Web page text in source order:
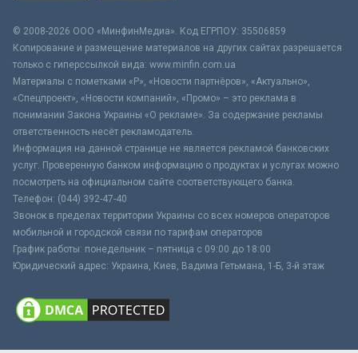
© 2008-2026 ООО «МинфинМедиа». Код ЕГРПОУ: 35506859
Копирование и размещение материалов на других сайтах разрешается
только с гиперссылкой вида: www.minfin.com.ua
Материалы с пометками «Р», «Новости партнёров», «Актуально»,
«Спецпроект», «Новости компаний», «Промо» – это реклама в
понимании Закона Украины «О рекламе». За содержание рекламы
ответственность несёт рекламодатель.
Информация на данной странице не является рекламой банковских
услуг. Проверенную банком информацию о продуктах и услугах можно
посмотреть на официальном сайте соответствующего банка.
Телефон: (044) 392-47-40
Звонок в пределах территории Украины со всех номеров операторов
мобильной и городской связи по тарифам операторов
График работы: понедельник – пятница с 09:00 до 18:00
Юридический адрес: Украина, Киев, Вадима Гетьмана, 1-Б, 3-й этаж